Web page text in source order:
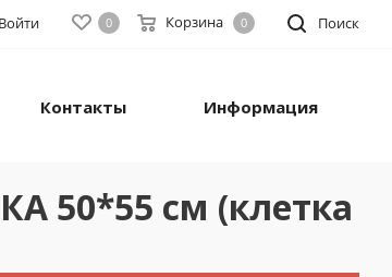
Поиск
0 Корзина 0
Войти
Контакты Информация
50*55 см (клетка